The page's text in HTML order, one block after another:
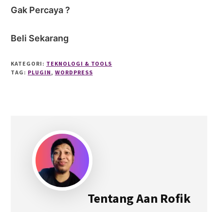
Gak Percaya ?
Beli Sekarang
KATEGORI: TEKNOLOGI & TOOLS
TAG: PLUGIN , WORDPRESS
TentangAan Rofik